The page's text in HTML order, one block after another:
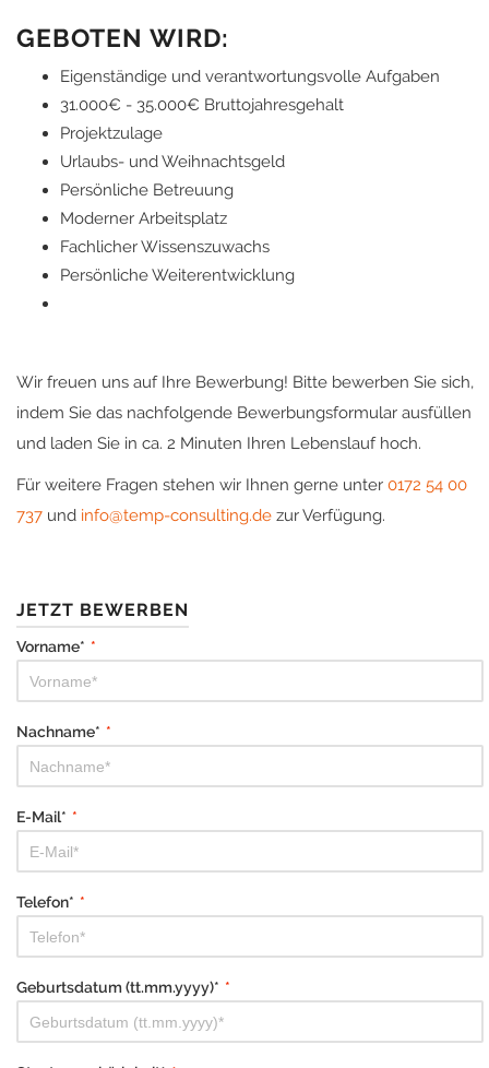
GEBOTEN WIRD:
Eigenständige und verantwortungsvolle Aufgaben
31.000€ - 35.000€ Bruttojahresgehalt
Projektzulage
Urlaubs- und Weihnachtsgeld
Persönliche Betreuung
Moderner Arbeitsplatz
Fachlicher Wissenszuwachs
Persönliche Weiterentwicklung
Wir freuen uns auf Ihre Bewerbung! Bitte bewerben Sie sich,
indem Sie das nachfolgende Bewerbungsformular ausfüllen
und laden Sie in ca. 2 Minuten Ihren Lebenslauf hoch.
Für weitere Fragen stehen wir Ihnen gerne unter 0172 54 00
737 und info@temp-consulting.de zur Verfügung.
JETZT BEWERBEN
Vorname* *
Nachname* *
E-Mail* *
Telefon* *
Geburtsdatum (tt.mm.yyyy)* *